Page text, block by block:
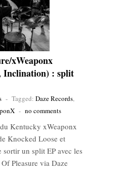
xWeaponx
Inclination) : split
- Tagged: Daze Records,
- no comments
Kentucky xWeaponx
Knocked Loose et
un split EP avec les
Pleasure via Daze